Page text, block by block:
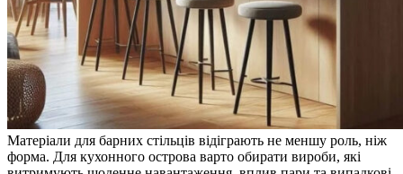
Матеріали для барних стільців відіграють не меншу роль, ніж
форма. Для кухонного острова варто обирати вироби, які